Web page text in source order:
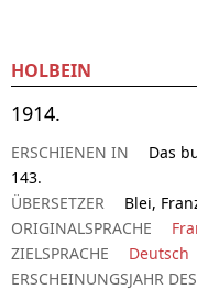
HOLBEIN
1914.
ERSCHIENEN IN
Das
143.
ÜBERSETZER
Blei,
ORIGINALSPRACHE
ZIELSPRACHE
Deutsch
ERSCHEINUNGSJAHR